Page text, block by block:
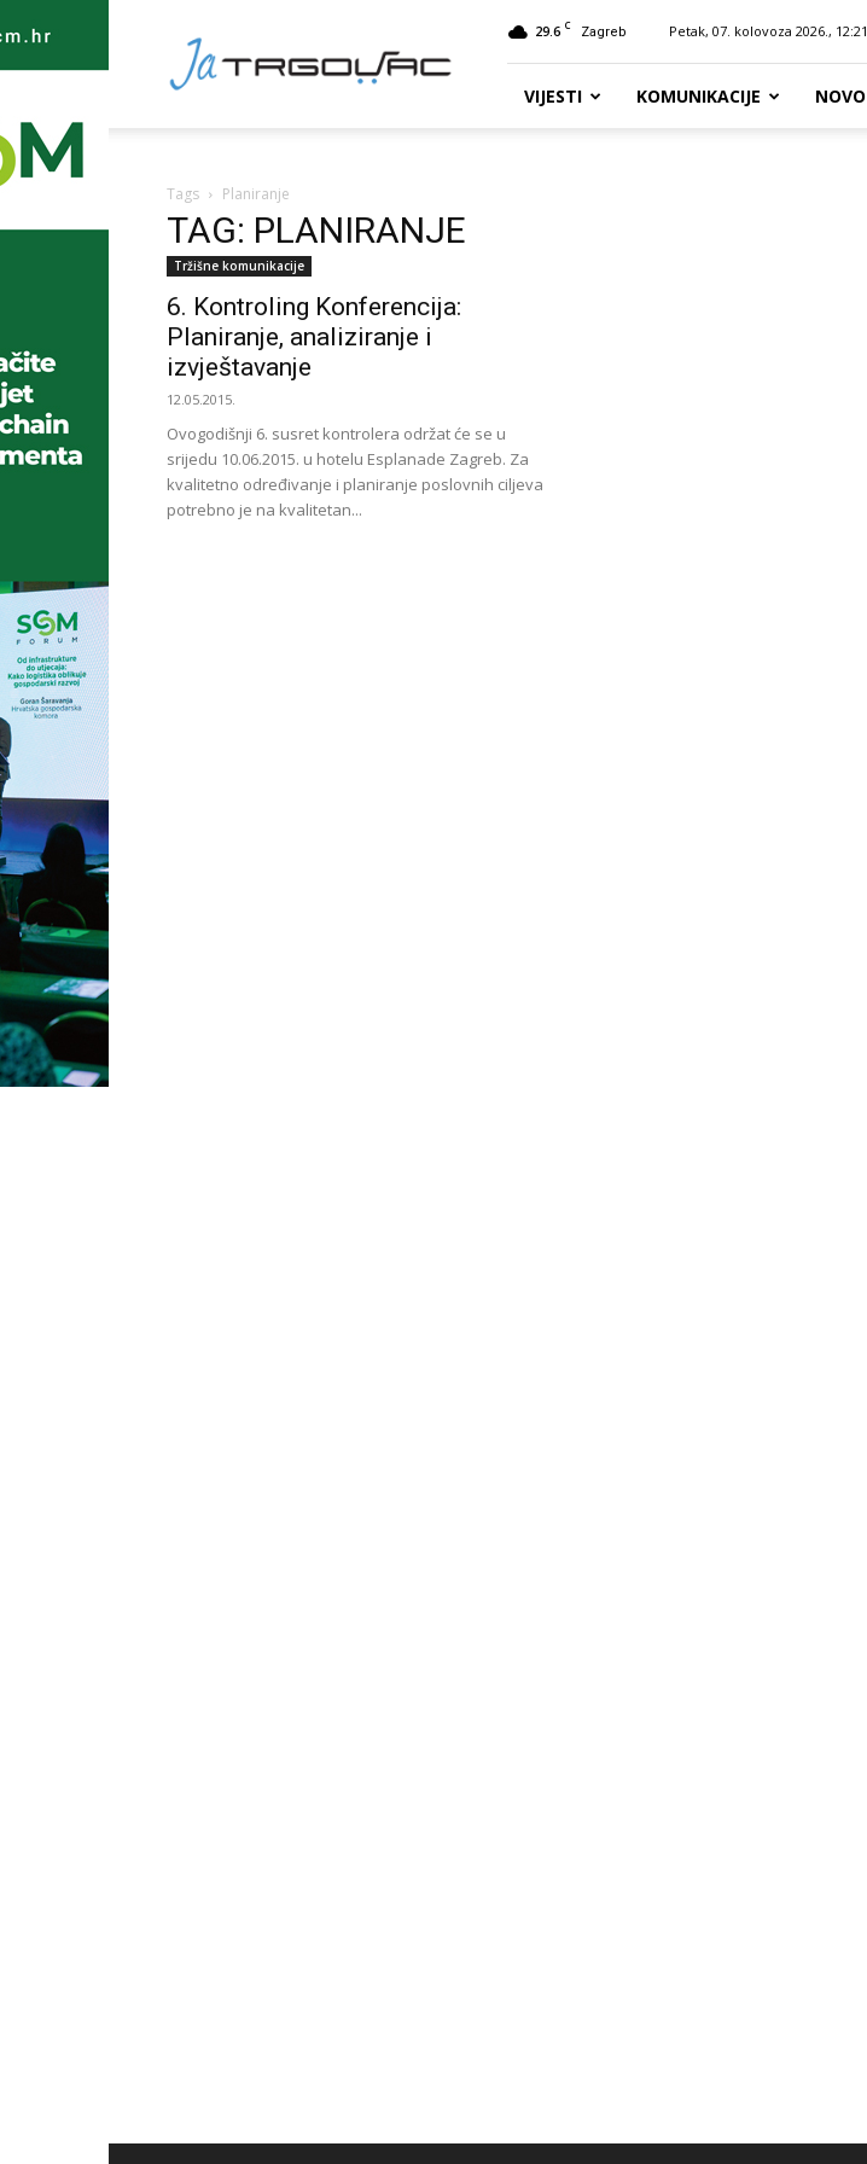
TRGOVAC
29.6 C Zagreb Petak, 07. kolovoza 2026., 12:21
VIJESTI KOMUNIKACIJE NOVO
Tags Planiranje
TAG: PLANIRANJE
Tržišne komunikacije
6. Kontroling Konferencija:
Planiranje, analiziranje i
izvještavanje
12.05.2015.
Ovogodišnji 6. susret kontrolera održat će se u
srijedu 10.06.2015. u hotelu Esplanade Zagreb. Za
kvalitetno određivanje i planiranje poslovnih ciljeva
potrebno je na kvalitetan...